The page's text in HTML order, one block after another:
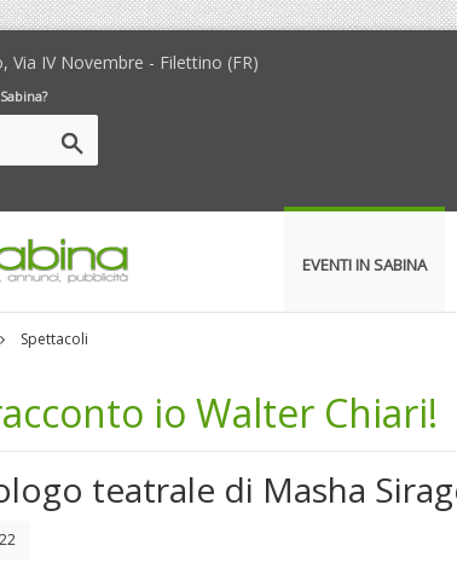
Via IV Novembre - Filettino (FR)
EVENTI IN SABINA
Spettacoli
io Walter Chiari!
teatrale di Masha